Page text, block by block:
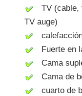
TV (cable,
TV auge)
Fuerte en
Cama
Cama de
cuarto de